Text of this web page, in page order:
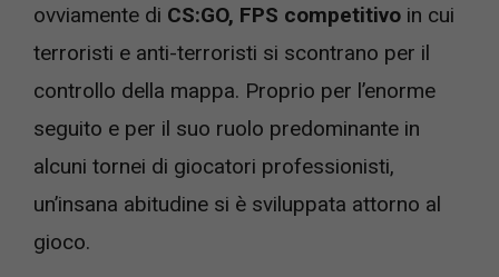
ovviamente di CS:GO, FPS competitivo in cui
terroristi e anti-terroristi si scontrano per il
controllo della mappa. Proprio per l’enorme
seguito e per il suo ruolo predominante in
alcuni tornei di giocatori professionisti,
un’insana abitudine si è sviluppata attorno al
gioco.